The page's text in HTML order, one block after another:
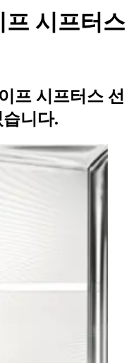
프 시프터스
프 시프터스 선
니다.